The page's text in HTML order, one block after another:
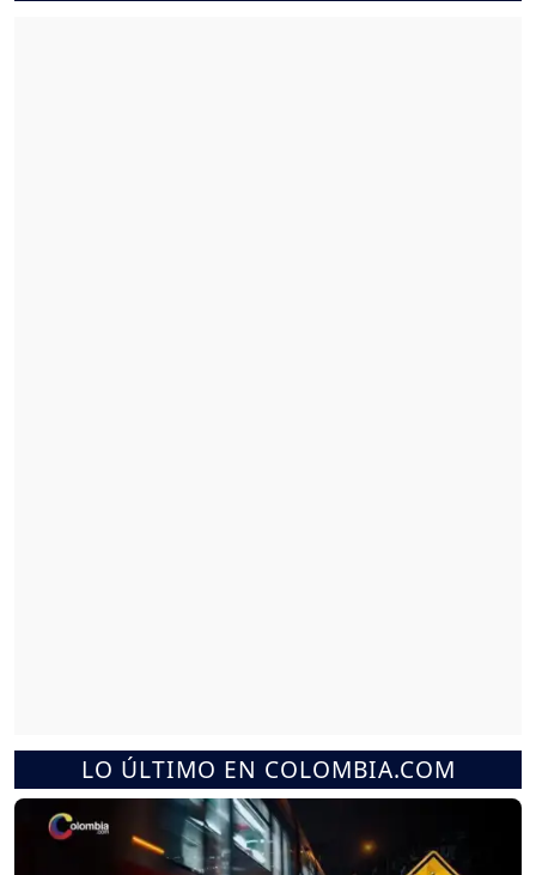
LO ÚLTIMO EN COLOMBIA.COM